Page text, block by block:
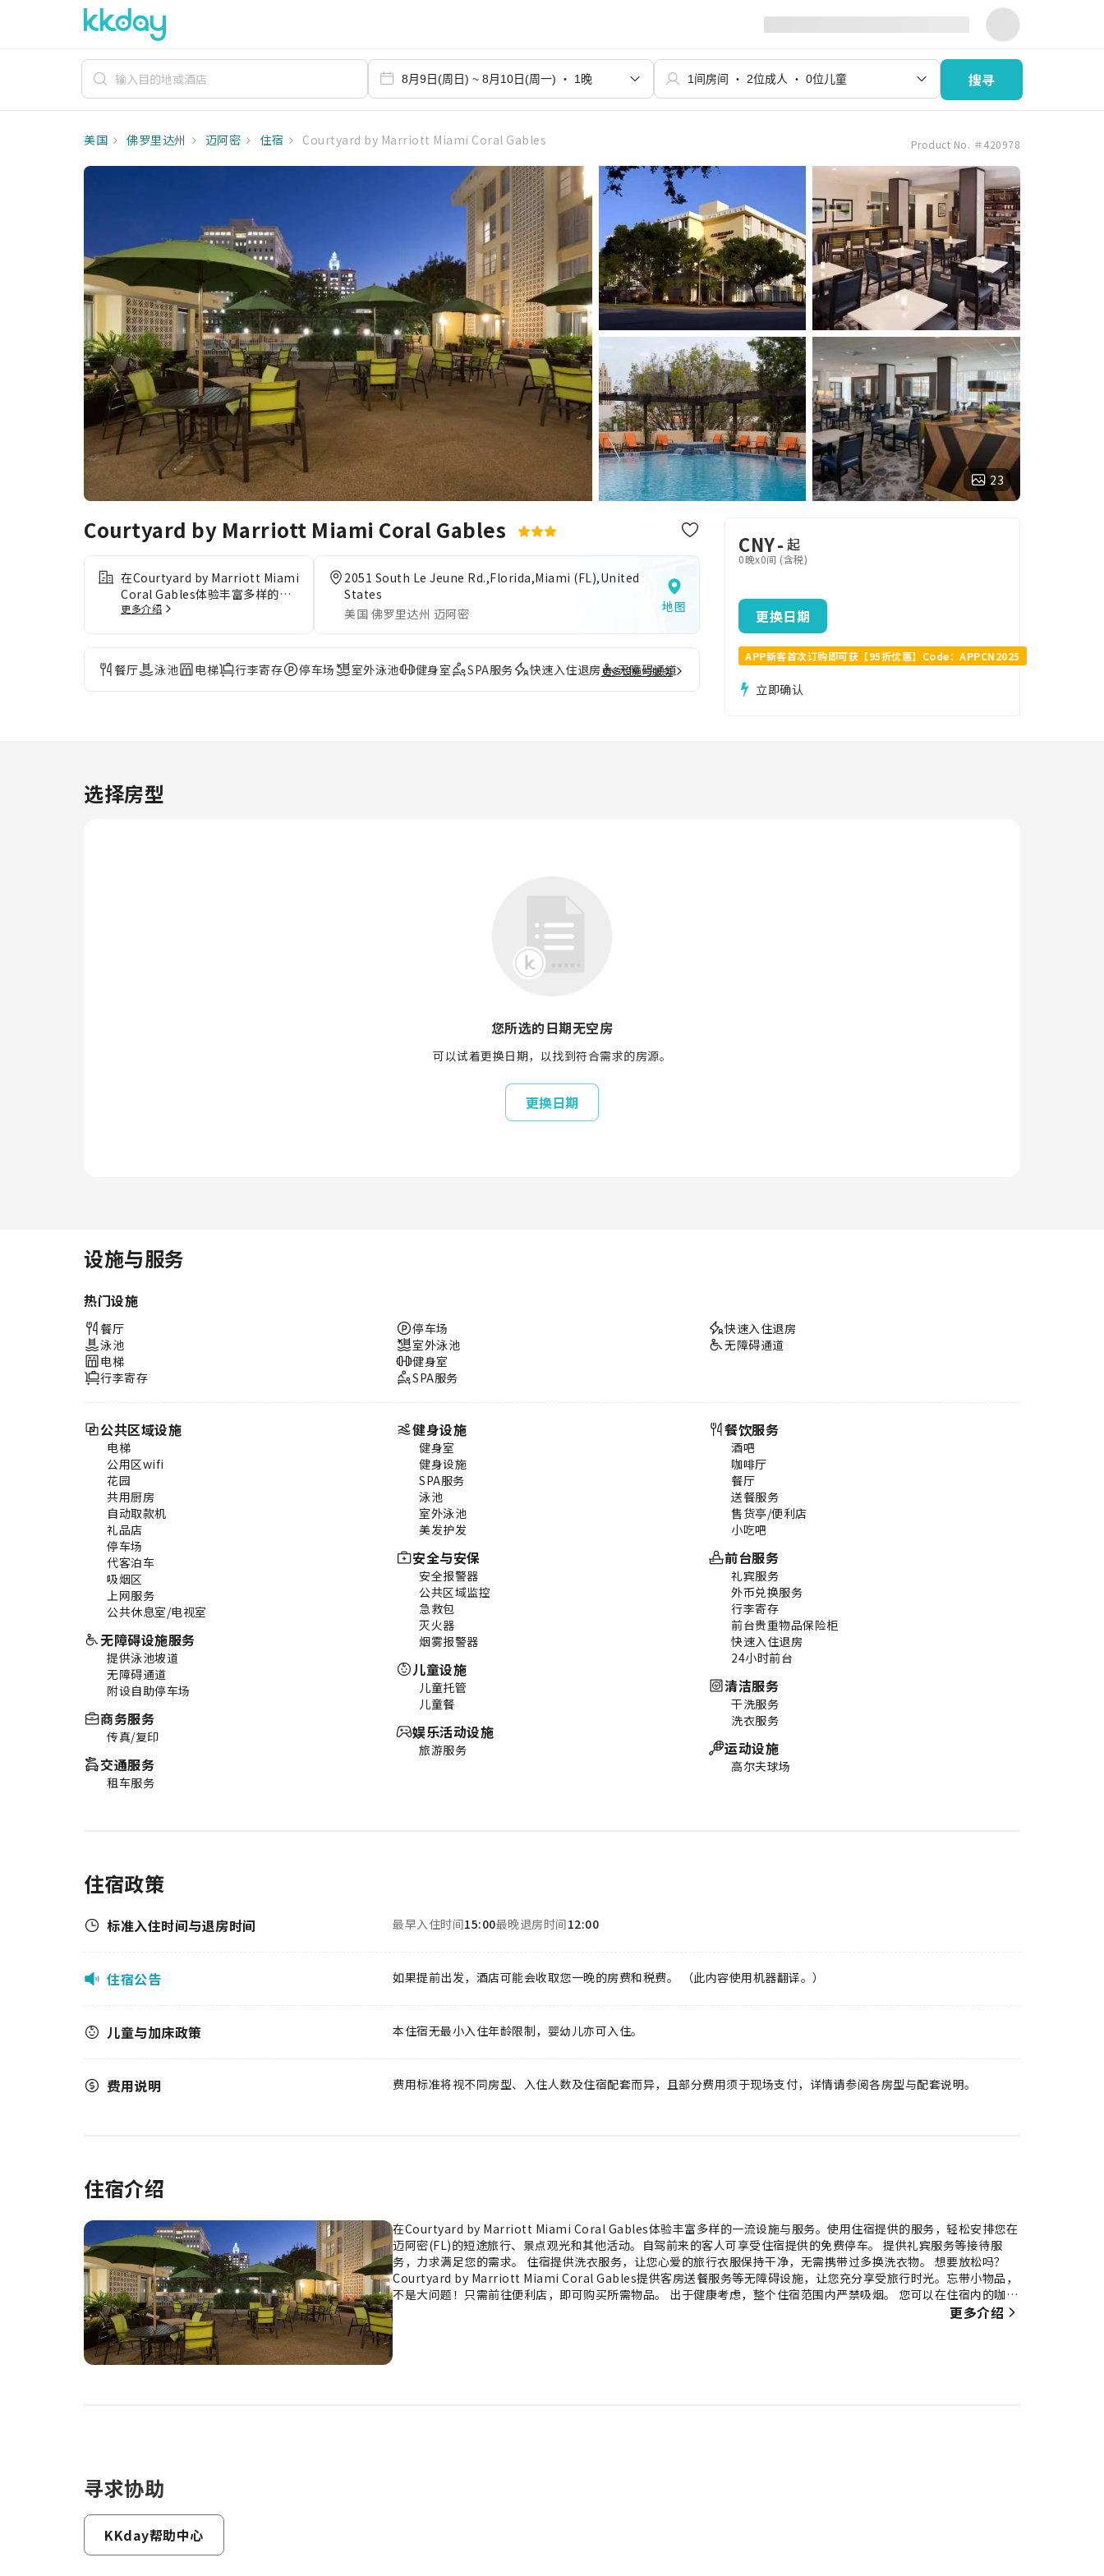
搜寻
美国 佛罗里达州 迈阿密 住宿 Courtyard by Marriott Miami Coral Gables Product No. ＃420978
23
Courtyard by Marriott Miami Coral Gables
在Courtyard by Marriott Miami
Coral Gables体验丰富多样的一
流设施与服务。使用住宿提供的服
途旅行、景点观光和其他活动。自
驾前来的客人可享受住宿提供的免
费停车。 提供礼宾服务等接待服
务，力求满足您的需求。 住宿提
您充分享受旅行时光。忘带小物
品，不是大问题！只需前往便利
更多介绍
2051 South Le Jeune Rd.,Florida,Miami (FL),United
States
美国 佛罗里达州 迈阿密
地图
餐厅 泳池 电梯 行李寄存 停车场 室外泳池 健身室 SPA服务 快速入住退房 无障碍通道
更多设施与服务
CNY- 起
0晚x0间 (含税)
更换日期
APP新客首次订购即可获【95折优惠】Code：APPCN2025
立即确认
选择房型
您所选的日期无空房
可以试着更换日期，以找到符合需求的房源。
更换日期
设施与服务
热门设施
餐厅
泳池
电梯
行李寄存
停车场
室外泳池
健身室
SPA服务
快速入住退房
无障碍通道
公共区域设施
电梯
公用区wifi
花园
共用厨房
自动取款机
礼品店
停车场
代客泊车
吸烟区
上网服务
公共休息室/电视室
无障碍设施服务
提供泳池坡道
无障碍通道
附设自助停车场
商务服务
传真/复印
交通服务
租车服务
健身设施
健身室
健身设施
SPA服务
泳池
室外泳池
美发护发
安全与安保
安全报警器
公共区域监控
急救包
灭火器
烟雾报警器
儿童设施
儿童托管
儿童餐
娱乐活动设施
旅游服务
餐饮服务
酒吧
咖啡厅
餐厅
送餐服务
售货亭/便利店
小吃吧
前台服务
礼宾服务
外币兑换服务
行李寄存
前台贵重物品保险柜
快速入住退房
24小时前台
清洁服务
干洗服务
洗衣服务
运动设施
高尔夫球场
住宿政策
标准入住时间与退房时间 最早入住时间15:00最晚退房时间12:00
住宿公告 如果提前出发，酒店可能会收取您一晚的房费和税费。 （此内容使用机器翻译。）
儿童与加床政策 本住宿无最小入住年龄限制，婴幼儿亦可入住。
费用说明 费用标准将视不同房型、入住人数及住宿配套而异，且部分费用须于现场支付，详情请参阅各房型与配套说明。
住宿介绍
在Courtyard by Marriott Miami Coral Gables体验丰富多样的一流设施与服务。使用住宿提供的服务，轻松安排您在
迈阿密(FL)的短途旅行、景点观光和其他活动。自驾前来的客人可享受住宿提供的免费停车。 提供礼宾服务等接待服
务，力求满足您的需求。 住宿提供洗衣服务，让您心爱的旅行衣服保持干净，无需携带过多换洗衣物。 想要放松吗？
Courtyard by Marriott Miami Coral Gables提供客房送餐服务等无障碍设施，让您充分享受旅行时光。忘带小物品，
不是大问题！只需前往便利店，即可购买所需物品。 出于健康考虑，整个住宿范围内严禁吸烟。 您可以在住宿内的咖啡
厅品尝优质咖啡，体验清新早晨的喜悦。入住后，别忘记体验住宿提供的娱乐设施，度过一个愉快的夜晚。 尽情享受
更多介绍
寻求协助
KKday帮助中心